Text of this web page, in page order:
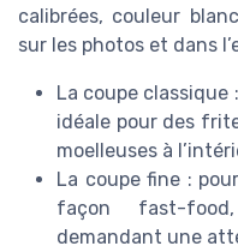
calibrées, couleur
sur les photos et dans
La coupe classique
idéale pour des
moelleuses à
La coupe fine :
façon fast-
demandant une